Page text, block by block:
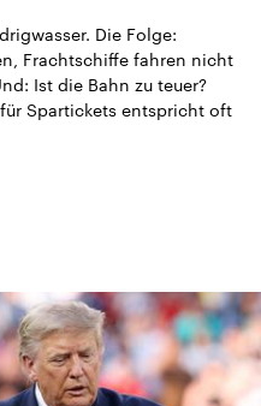
Die Folge:
Frachtschiffe fahren nicht
Ist die Bahn zu teuer?
Spartickets entspricht oft